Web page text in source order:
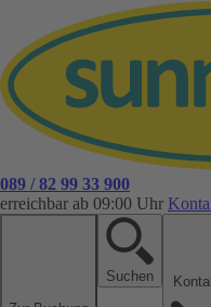
089 / 82 99 33 900
erreichbar ab 09:00 Uhr
Suchen